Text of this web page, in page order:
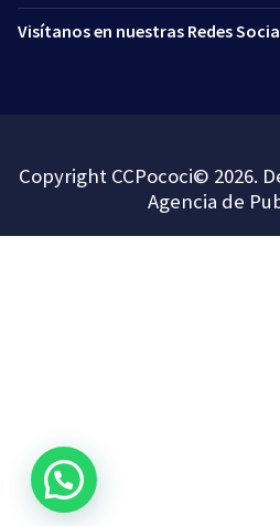
Visítanos en nuestras Redes
Copyright CCPococi© 2026.
Agencia de